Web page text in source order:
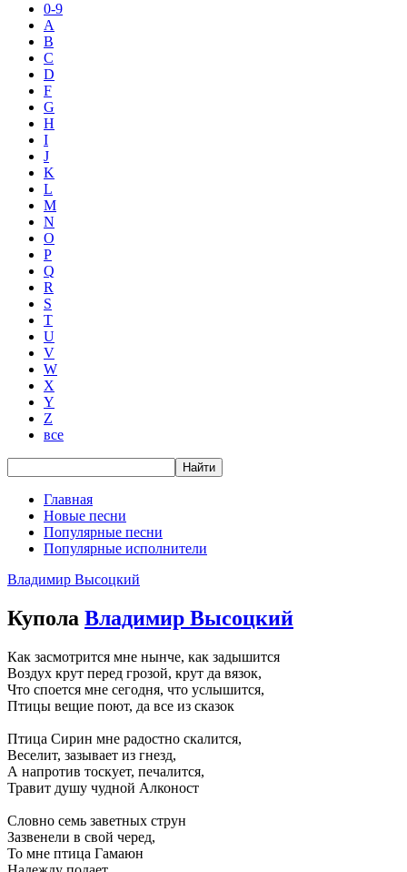
0-9
A
B
C
D
F
G
H
I
J
K
L
M
N
O
P
Q
R
S
T
U
V
W
X
Y
Z
все
Главная
Новые песни
Популярные песни
Популярные исполнители
Владимир Высоцкий
Купола Владимир Высоцкий
Как засмотрится мне нынче, как задышится
Воздух крут перед грозой, крут да вязок,
Что споется мне сегодня, что услышится,
Птицы вещие поют, да все из сказок
Птица Сирин мне радостно скалится,
Веселит, зазывает из гнезд,
А напротив тоскует, печалится,
Травит душу чудной Алконост
Словно семь заветных струн
Зазвенели в свой черед,
То мне птица Гамаюн